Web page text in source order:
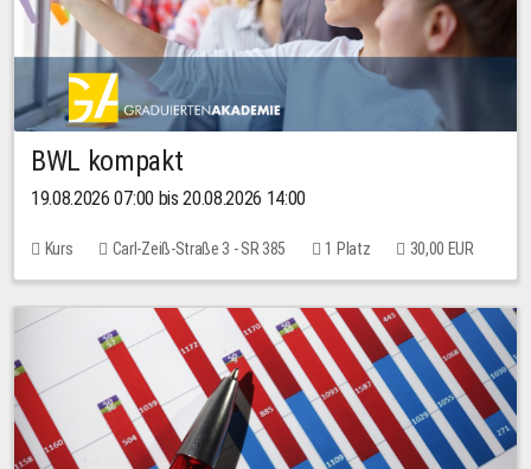
BWL kompakt
19.08.2026 07:00 bis 20.08.2026 14:00
Kurs Carl-Zeiß-Straße 3 - SR 385 1 Platz 30,00 EUR